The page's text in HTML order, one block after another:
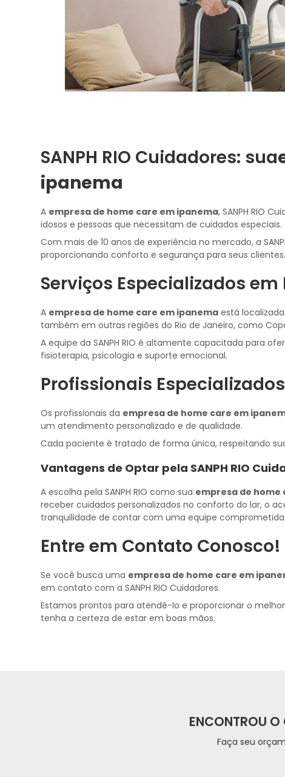
SANPH RIO Cuidadores: sua
ipanema
A empresa de home care em ipanema, SANPH RIO
idosos e pessoas que necessitam de cuidados especiais.
Com mais de 10 anos de experiência no mercado, a
proporcionando conforto e segurança para seus clientes.
Serviços Especializados
A empresa de home care em ipanema está
também em outras regiões do Rio de Janeiro, como
A equipe da SANPH RIO é altamente capacitada para
fisioterapia, psicologia e suporte emocional.
Profissionais
Os profissionais da empresa de home care em
um atendimento personalizado e de qualidade.
Cada paciente é tratado de forma única, respeitando
Vantagens de Optar pela SANPH RIO
A escolha pela SANPH RIO como sua empresa de home
receber cuidados personalizados no conforto do lar, o
tranquilidade de contar com uma equipe
Entre em Contato Conosco!
Se você busca uma empresa de home care em
em contato com a SANPH RIO Cuidadores.
Estamos prontos para atendê-lo e proporcionar o melhor
tenha a certeza de estar em boas mãos.
ENCONTROU
Faça seu